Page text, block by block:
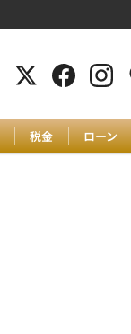
税金 ローン